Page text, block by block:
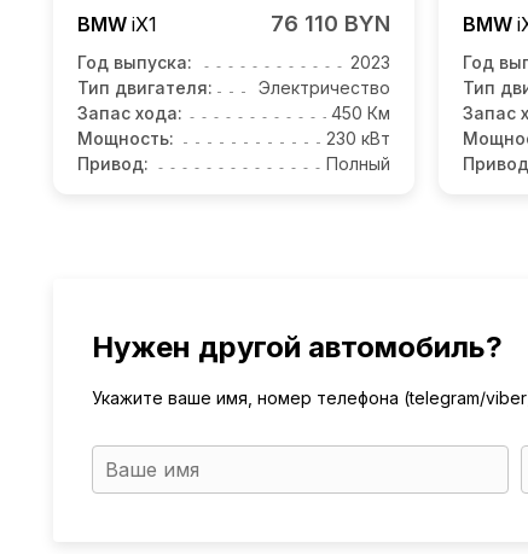
BMW iX1 76 110 BYN
Год выпуска:
2023
Тип двигателя:
Электричество
Запас хода:
450 Км
Мощность:
230 кВт
Привод:
Полный
BMW
Год
Тип
Запас
Нужен другой автомобиль?
Укажите ваше имя, номер телефона (telegram/